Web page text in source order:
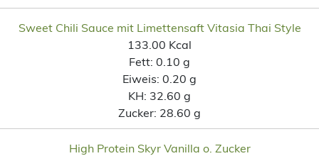
Sweet Chili Sauce mit Limettensaft Vitasia Thai Style
133.00 Kcal
Fett: 0.10 g
Eiweis: 0.20 g
KH: 32.60 g
Zucker: 28.60 g
High Protein Skyr Vanilla o. Zucker